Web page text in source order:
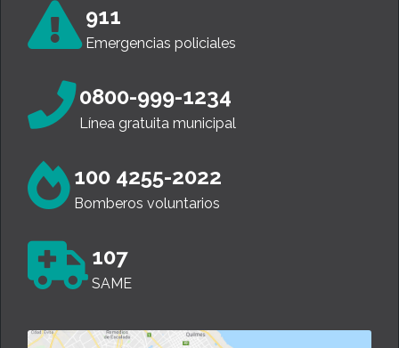
911
Emergencias policiales
0800-999-1234
Línea gratuita municipal
100 4255-2022
Bomberos voluntarios
107
SAME